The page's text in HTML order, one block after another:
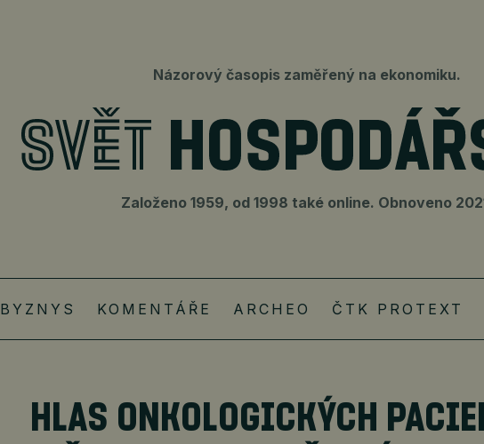
Názorový časopis zaměřený na ekonomiku.
Založeno 1959, od 1998 také online. Obnoveno
BYZNYS KOMENTÁŘE ARCHEO ČTK PROTEXT
HLAS ONKOLOGICKÝCH